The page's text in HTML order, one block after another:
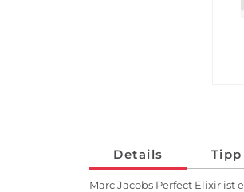
Details
Marc Jacobs Perfect Elixir